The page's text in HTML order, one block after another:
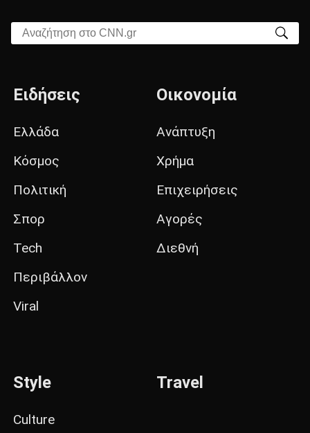
Αναζήτηση στο CNN.gr
Ειδήσεις
Ελλάδα
Κόσμος
Πολιτική
Σπορ
Tech
Περιβάλλον
Viral
Οικονομία
Ανάπτυξη
Χρήμα
Επιχειρήσεις
Αγορές
Διεθνή
Style
Culture
Travel